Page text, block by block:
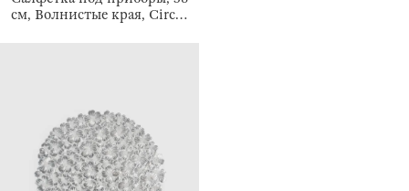
см, Волнистые края, Circle